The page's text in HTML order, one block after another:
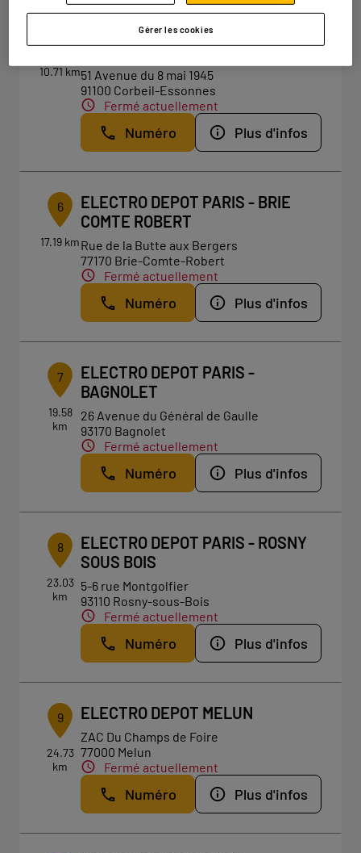
10.71 km
ELECTRO DEPOT CORBEIL
ESSONNES
51 Avenue du 8 mai 1945
91100 Corbeil-Essonnes
Fermé actuellement
Numéro Plus d'infos
6
17.19 km
ELECTRO DEPOT PARIS - BRIE
COMTE ROBERT
Rue de la Butte aux Bergers
77170 Brie-Comte-Robert
Fermé actuellement
Numéro Plus d'infos
7
19.58
km
ELECTRO DEPOT PARIS -
BAGNOLET
26 Avenue du Général de Gaulle
93170 Bagnolet
Fermé actuellement
Numéro Plus d'infos
8
23.03
km
ELECTRO DEPOT PARIS - ROSNY
SOUS BOIS
5-6 rue Montgolfier
93110 Rosny-sous-Bois
Fermé actuellement
Numéro Plus d'infos
9
24.73
km
ELECTRO DEPOT MELUN
ZAC Du Champs de Foire
77000 Melun
Fermé actuellement
Numéro Plus d'infos
Gérer les cookies